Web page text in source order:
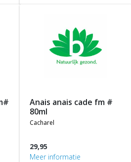
anais anais cade fm #
80ml
cacharel
29,95
Meer informatie